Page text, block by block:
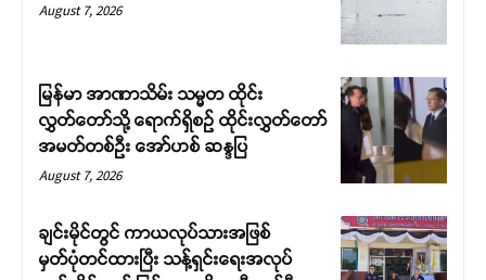
August 7, 2026
မြန်မာ အာဏာသိမ်း သမ္မတ ထိုင်း
လွှတ်တော်သို့ ရောက်ရှိစဉ် ထိုင်းလွှတ်တော်
အမတ်တစ်ဦး အော်ဟစ် ဆန္ဒပြ
August 7, 2026
ချင်းမိုင်တွင် ကာယလုပ်သားအဖြစ်
မှတ်ပုံတင်ထားပြီး သန့်ရှင်းရေးအလုပ်